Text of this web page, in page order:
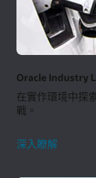
Oracle Industry
在實作環境中探
戰。
深入瞭解